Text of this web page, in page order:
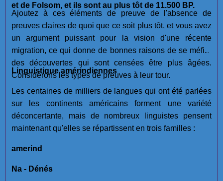
et de Folsom, et ils sont au plus tôt de 11.500 BP.
Ajoutez à ces éléments de preuve de l'absence de
preuves claires de quoi que ce soit plus tôt, et vous avez
un argument puissant pour la vision d'une récente
migration, ce qui donne de bonnes raisons de se méfier
des découvertes qui sont censées être plus âgées.
Considérons les types de preuves à leur tour.
Linguistique amérindiennes
Les centaines de milliers de langues qui ont été parlées
sur les continents américains forment une variété
déconcertante, mais de nombreux linguistes pensent
maintenant qu'elles se répartissent en trois familles :
amerind
Na - Dénés